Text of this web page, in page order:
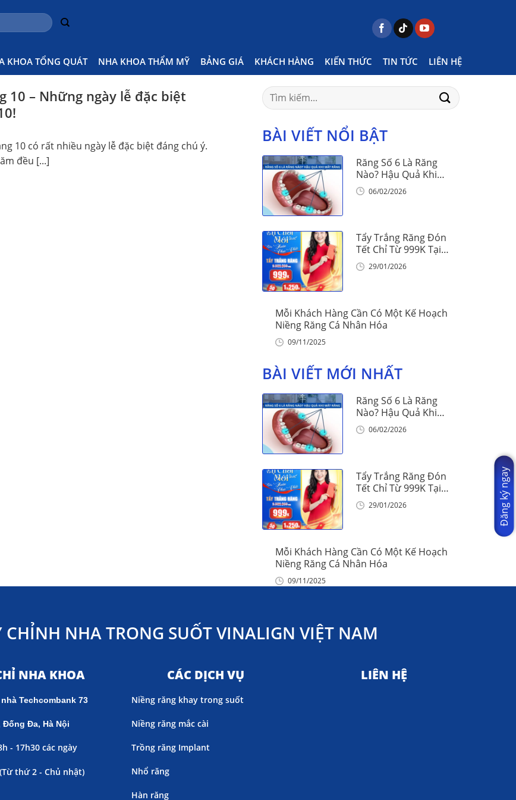
KHOA TỔNG QUÁT NHA KHOA THẨM MỸ BẢNG GIÁ KHÁCH HÀNG KIẾN THỨC TIN TỨC LIÊN HỆ
Posts tagged "ngày lễ tháng 10 có gì \"
10 – Những ngày lễ đặc biệt
10 có rất nhiều ngày lễ đặc biệt đáng chú ý.
đều [...]
Search
for:
BÀI VIẾT NỔI BẬT
Răng Số 6 Là Răng
Nào? Hậu Quả Khi
Mất Răng Số 6
06/02/2026
Tẩy Trắng Răng Đón
Tết Chỉ Từ 999K Tại
Nha Khoa Vinalign
29/01/2026
Mỗi Khách Hàng Cần Có Một Kế Hoạch
Niềng Răng Cá Nhân Hóa
09/11/2025
BÀI VIẾT MỚI NHẤT
Răng Số 6 Là Răng
Nào? Hậu Quả Khi
Mất Răng Số 6
06/02/2026
Tẩy Trắng Răng Đón
Tết Chỉ Từ 999K Tại
Nha Khoa Vinalign
29/01/2026
Mỗi Khách Hàng Cần Có Một Kế Hoạch
Niềng Răng Cá Nhân Hóa
09/11/2025
NHA TRONG SUỐT VINALIGN VIỆT NAM
NHA KHOA
Techcombank 73
Đống Đa, Hà Nội
- 17h30 các ngày
Từ thứ 2 - Chủ nhật)
CÁC DỊCH VỤ
Niềng răng khay trong suốt
Niềng răng mắc cài
Trồng răng Implant
Nhổ răng
Hàn răng
LIÊN HỆ
Đăng ký ngay